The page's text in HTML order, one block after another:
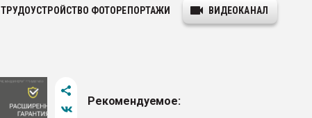
ТРУДОУСТРОЙСТВО ФОТОРЕПОРТАЖИ ВИДЕОКАНАЛ
Рекомендуемое: